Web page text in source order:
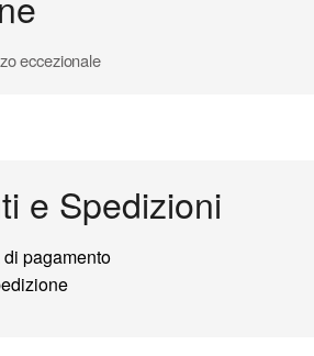
eccezionale
e Spedizioni
pagamento